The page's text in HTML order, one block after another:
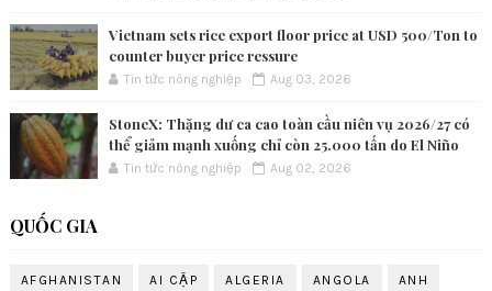
Vietnam sets rice export floor price at USD 500/Ton to
counter buyer price ressure
Tin tức nông nghiệp Aug 03, 2026
StoneX: Thặng dư ca cao toàn cầu niên vụ 2026/27 có
thể giảm mạnh xuống chỉ còn 25.000 tấn do El Niño
Tin tức nông nghiệp Aug 02, 2026
QUỐC GIA
AFGHANISTAN AI CẬP ALGERIA ANGOLA ANH